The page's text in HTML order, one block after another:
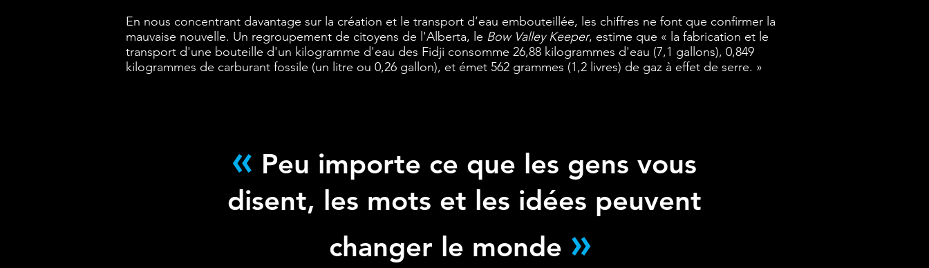
En nous concentrant davantage sur la création et le transport d’eau embouteillée, les chiffres ne font que confirmer la
mauvaise nouvelle. Un regroupement de citoyens de l'Alberta, le Bow Valley Keeper, estime que « la fabrication et le
transport d'une bouteille d'un kilogramme d'eau des Fidji consomme 26,88 kilogrammes d'eau (7,1 gallons), 0,849
kilogrammes de carburant fossile (un litre ou 0,26 gallon), et émet 562 grammes (1,2 livres) de gaz à effet de serre. »
« Peu importe ce que les gens vous
disent, les mots et les idées peuvent
changer le monde »